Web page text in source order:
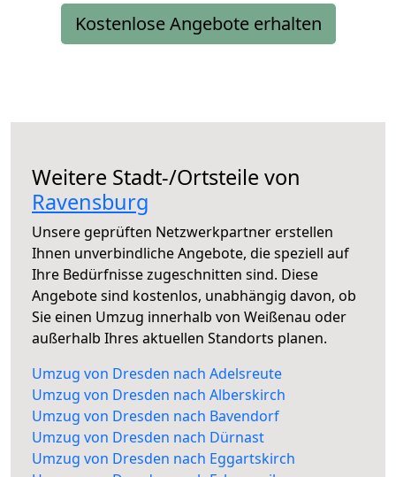
Kostenlose Angebote erhalten
Weitere Stadt-/Ortsteile von
Ravensburg
Unsere geprüften Netzwerkpartner erstellen
Ihnen unverbindliche Angebote, die speziell auf
Ihre Bedürfnisse zugeschnitten sind. Diese
Angebote sind kostenlos, unabhängig davon, ob
Sie einen Umzug innerhalb von Weißenau oder
außerhalb Ihres aktuellen Standorts planen.
Umzug von Dresden nach Adelsreute
Umzug von Dresden nach Alberskirch
Umzug von Dresden nach Bavendorf
Umzug von Dresden nach Dürnast
Umzug von Dresden nach Eggartskirch